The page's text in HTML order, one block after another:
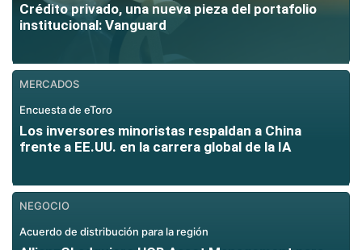
Crédito privado, una nueva pieza del portafolio
institucional: Vanguard
MERCADOS
Encuesta de eToro
Los inversores minoristas respaldan a China
frente a EE.UU. en la carrera global de la IA
NEGOCIO
Acuerdo de distribución para la región